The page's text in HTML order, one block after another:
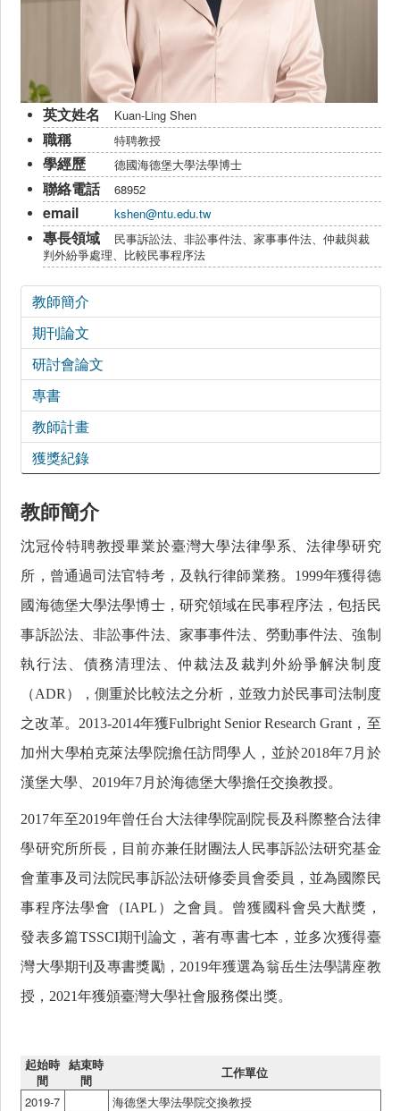
Kuan-Ling Shen
特聘教授
德國海德堡大學法學博士
68952
kshen@ntu.edu.tw
民事訴訟法、非訟事件法、家事事件法、仲裁與裁
判外紛爭處理、比較民事程序法
教師簡介
期刊論文
研討會論文
專書
教師計畫
獲獎紀錄
教師簡介
沈冠伶特聘教授畢業於臺灣大學法律學系、法律學研究
所，曾通過司法官特考，及執行律師業務。 1999年獲得德
國海德堡大學法學博士，研究領域在民事程序法，包括民
事訴訟法、非訟事件法、家事事件法、勞動事件法、強制
執行法、債務清理法、仲裁法及裁判外紛爭解決制度
（ADR ），側重於比較法之分析，並致力於民事司法制度
之改革。 2013-2014年獲Fulbright Senior Research Grant ，至
加州大學柏克萊法學院擔任訪問學人，並於2018年7月於
漢堡大學、 2019年7月於海德堡大學擔任交換教授。
2017年至2019年曾任台大法律學院副院長及科際整合法律
學研究所所長，目前亦兼任財團法人民事訴訟法研究基金
會董事及司法院民事訴訟法研修委員會委員，並為國際民
事程序法學會（IAPL ）之會員。曾獲國科會吳大猷獎，
發表多篇TSSCI期刊論文，著有專書七本，並多次獲得臺
灣大學期刊及專書獎勵， 2019年獲選為翁岳生法學講座教
授， 2021年獲頒臺灣大學社會服務傑出獎。
起始時
間
結束時
間
工作單位
2019-7
海德堡大學法學院交換教授